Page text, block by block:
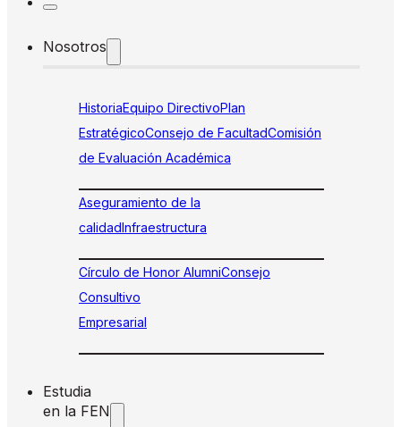
Nosotros
HistoriaEquipo DirectivoPlan
EstratégicoConsejo de FacultadComisión
de Evaluación Académica
Aseguramiento de la
calidadInfraestructura
Círculo de Honor AlumniConsejo
Consultivo
Empresarial
Estudia
en la FEN